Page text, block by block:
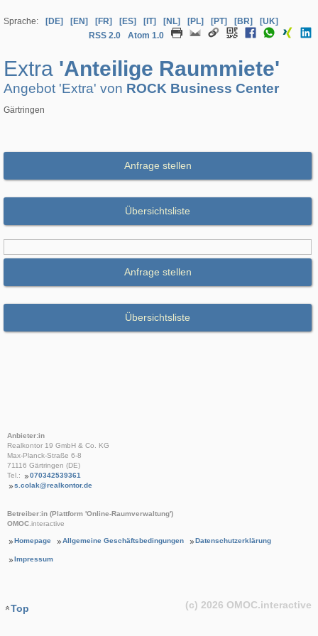
Sprache: [DE] [EN] [FR] [ES] [IT] [NL] [PL] [PT] [BR]
[UK]
RSS 2.0
Atom 1.0
Extra 'Anteilige Raummiete'
Angebot 'Extra' von ROCK Business Center
Gärtringen
Anfrage stellen
Übersichtsliste
Anfrage stellen
Übersichtsliste
Anbieter:in
Realkontor 19 GmbH & Co. KG
Max-Planck-Straße 6-8
71116 Gärtringen (DE)
Tel.:
070342539361
s.colak@realkontor.de
Betreiber:in (Plattform 'Online-Raumverwaltung')
OMOC.interactive
Homepage Allgemeine Geschäftsbedingungen Datenschutzerklärung
Impressum
Top (c) 2026 OMOC.interactive